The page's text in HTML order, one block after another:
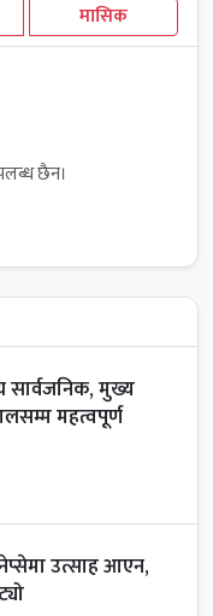
मासिक
छैन।
सार्वजनिक, मुख्य
महत्वपूर्ण
उत्साह आएन,